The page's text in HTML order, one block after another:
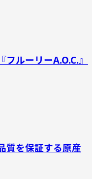
ルーリーA.O.C.』
質を保証する原産